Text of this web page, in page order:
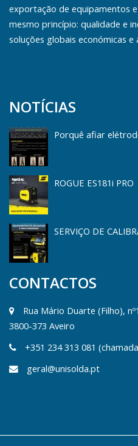
exportação de equipamentos
mesmo princípio: qualidade e
soluções globais económicas e
NOTÍCIAS
Porquê afiar
ROGUE ES181i PRO
SERVIÇO DE
CONTACTOS
Rua Mário Duarte (Filho),
3800-373 Aveiro
+351 234 313 081
geral@unisolda.pt